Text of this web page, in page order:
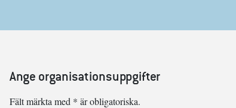
Ange organisationsuppgifter
Fält märkta med * är obligatoriska.